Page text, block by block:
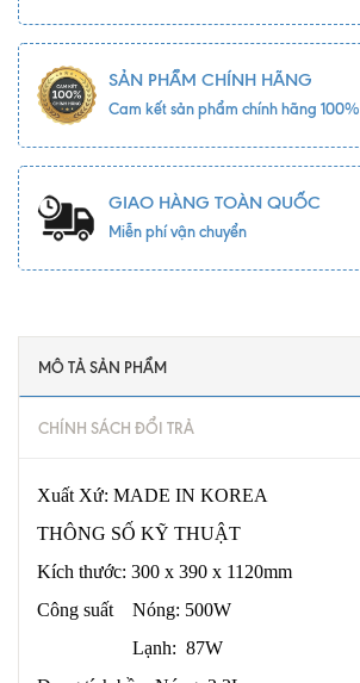
SẢN PHẨM CHÍNH HÃNG
Cam kết sản phẩm chính hãng 100%
GIAO HÀNG TOÀN QUỐC
Miễn phí vận chuyển
MÔ TẢ SẢN PHẨM
CHÍNH SÁCH ĐỔI TRẢ
Xuất Xứ: MADE IN KOREA
THÔNG SỐ KỸ THUẬT
Kích thước: 300 x 390 x 1120mm
Công suất Nóng: 500W
Lạnh: 87W